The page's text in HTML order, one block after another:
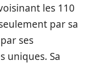
les 110
par sa
ses
uniques. Sa